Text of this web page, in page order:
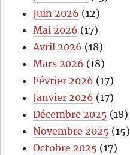
Juin 2026 (12)
Mai 2026 (17)
Avril 2026 (18)
Mars 2026 (18)
Février 2026 (17)
Janvier 2026 (17)
Décembre 2025 (18)
Novembre 2025 (15)
Octobre 2025 (17)